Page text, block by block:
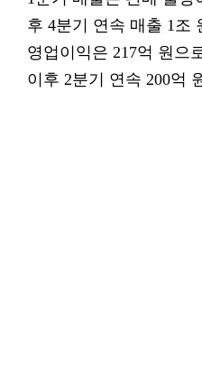
후 4분기 연속 매출 1조
영업이익은 217억 원으
이후 2분기 연속 200억